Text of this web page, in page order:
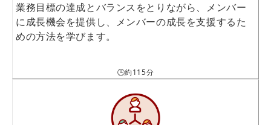
業務目標の達成とバランスをとりながら、メンバー
に成長機会を提供し、メンバーの成長を支援するた
めの方法を学びます。
🕒約115分